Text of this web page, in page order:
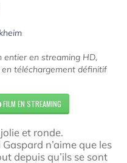
entier en streaming HD,
téléchargement définitif
FILM EN STREAMING
et ronde.
n’aime que les
depuis qu’ils se sont